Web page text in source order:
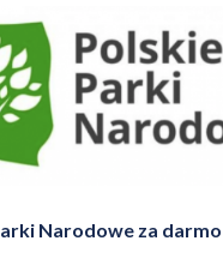
Narodowe za darmo